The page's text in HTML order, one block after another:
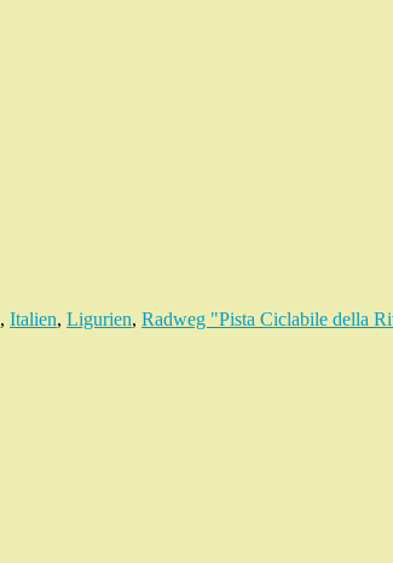
, Italien, Ligurien, Radweg "Pista Ciclabile della